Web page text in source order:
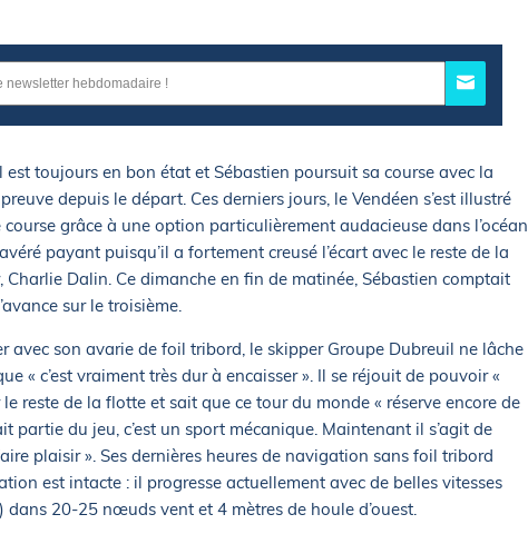
est toujours en bon état et Sébastien poursuit sa course avec la
depuis le départ. Ces derniers jours, le Vendéen s’est illustré
course grâce à une option particulièrement audacieuse dans l’océan
payant puisqu’il a fortement creusé l’écart avec le reste de la
Dalin. Ce dimanche en fin de matinée, Sébastien comptait
sur le troisième.
avec son avarie de foil tribord, le skipper Groupe Dubreuil ne lâche
« c’est vraiment très dur à encaisser ». Il se réjouit de pouvoir «
reste de la flotte et sait que ce tour du monde « réserve encore de
partie du jeu, c’est un sport mécanique. Maintenant il s’agit de
plaisir ». Ses dernières heures de navigation sans foil tribord
est intacte : il progresse actuellement avec de belles vitesses
20-25 nœuds vent et 4 mètres de houle d’ouest.